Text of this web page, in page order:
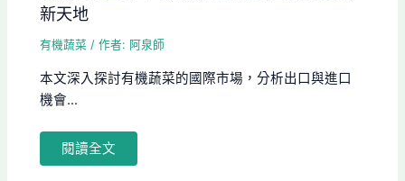
新天地
有機蔬菜 / 作者: 阿泉師
本文深入探討有機蔬菜的國際市場，分析出口與進口
機會...
閱讀全文